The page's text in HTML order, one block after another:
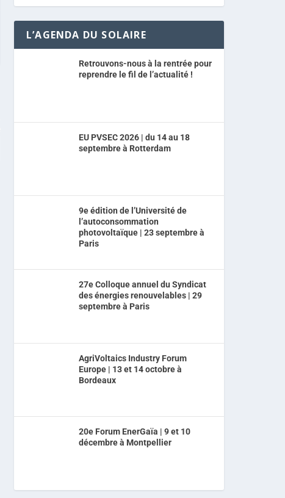
L’AGENDA DU SOLAIRE
Retrouvons-nous à la rentrée pour
reprendre le fil de l’actualité !
EU PVSEC 2026 | du 14 au 18
septembre à Rotterdam
9e édition de l’Université de
l’autoconsommation
photovoltaïque | 23 septembre à
Paris
27e Colloque annuel du Syndicat
des énergies renouvelables | 29
septembre à Paris
AgriVoltaics Industry Forum
Europe | 13 et 14 octobre à
Bordeaux
20e Forum EnerGaïa | 9 et 10
décembre à Montpellier